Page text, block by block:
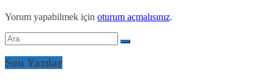
Yorum yapabilmek için oturum açmalısınız.
Son Yazılar